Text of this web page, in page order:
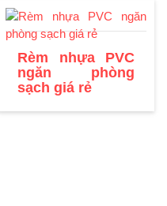
Rèm nhựa PVC
ngăn phòng
sạch giá rẻ